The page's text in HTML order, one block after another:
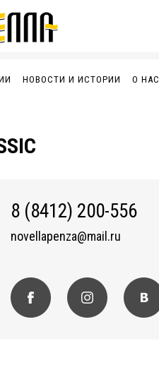
НОВОСТИ И ИСТОРИИ О НАС
8 (8412) 200-556
novellapenza@mail.ru